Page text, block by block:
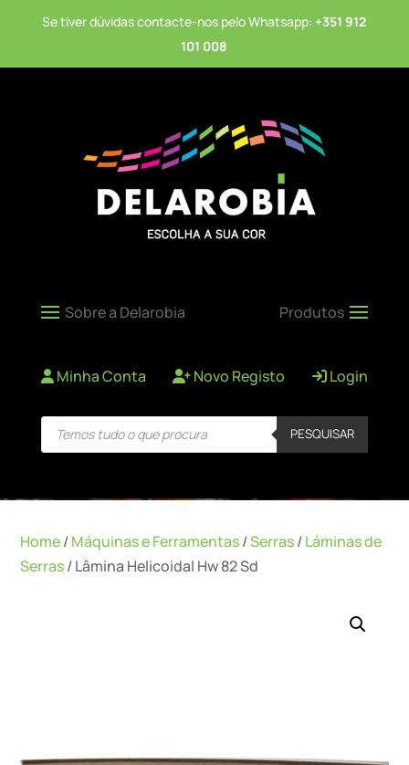
Se tiver dúvidas contacte-nos pelo Whatsapp: +351 912
101 008
Minha Conta Novo Registo Login
Products
search PESQUISAR
Home/Máquinas e Ferramentas/Serras/Láminas de
Serras/ Lâmina Helicoidal Hw 82 Sd